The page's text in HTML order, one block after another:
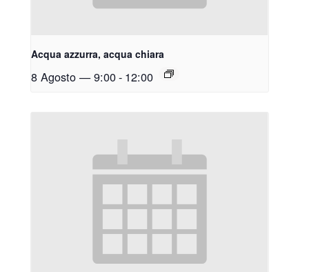
Acqua azzurra, acqua chiara
8 Agosto — 9:00- 12:00